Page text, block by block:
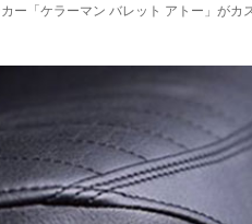
ー「ケラーマン バレット アトー」がカ